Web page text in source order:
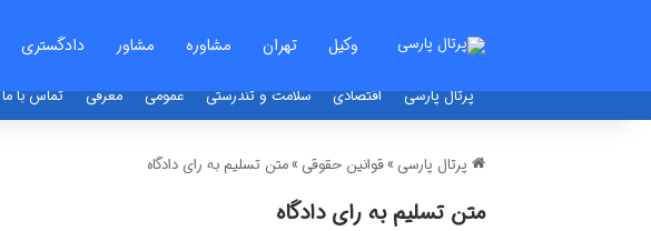
وکیل تهران مشاوره مشاور دادگستری
پرتال پارسی اقتصادی سلامت و تندرستی عمومی معرفی تماس با ما
پرتال پارسی » قوانین حقوقی » متن تسلیم به رای دادگاه
متن تسلیم به رای دادگاه